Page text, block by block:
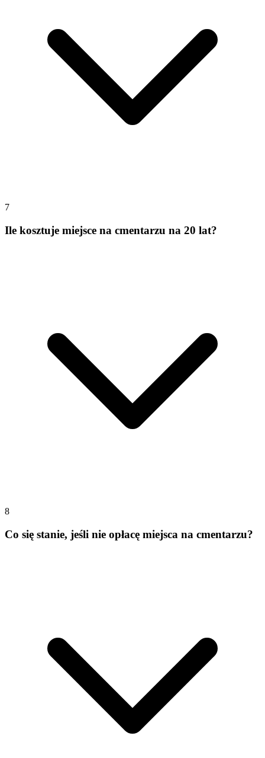
7
Ile kosztuje miejsce na cmentarzu na 20 lat?
8
Co się stanie, jeśli nie opłacę miejsca na cmentarzu?